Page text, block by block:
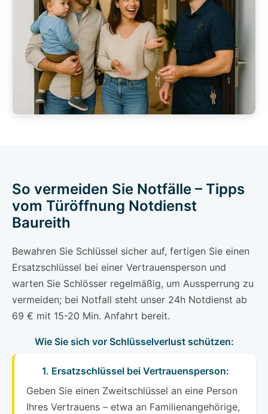
So vermeiden Sie Notfälle – Tipps
vom Türöffnung Notdienst
Baureith
Bewahren Sie Schlüssel sicher auf, fertigen Sie einen
Ersatzschlüssel bei einer Vertrauensperson und
warten Sie Schlösser regelmäßig, um Aussperrung zu
vermeiden; bei Notfall steht unser 24h Notdienst ab
69 € mit 15-20 Min. Anfahrt bereit.
Wie Sie sich vor Schlüsselverlust schützen:
1. Ersatzschlüssel bei Vertrauensperson:
Geben Sie einen Zweitschlüssel an eine Person
Ihres Vertrauens – etwa an Familienangehörige,